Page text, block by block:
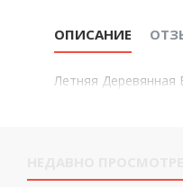
ОПИСАНИЕ
Летняя Деревянная